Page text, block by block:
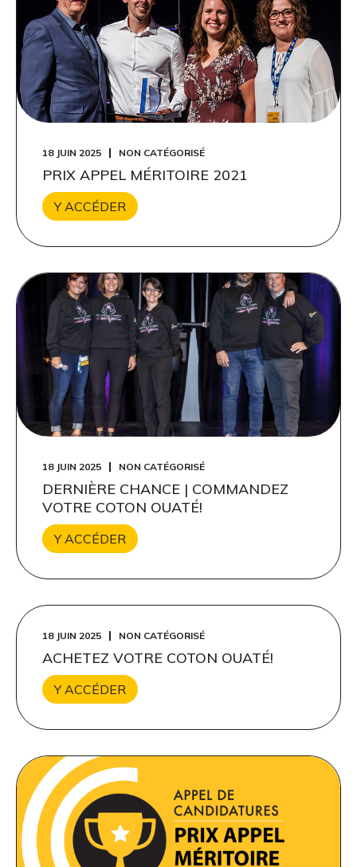
18 JUIN 2025 NON CATÉGORISÉ
PRIX APPEL MÉRITOIRE 2021
Y ACCÉDER
18 JUIN 2025 NON CATÉGORISÉ
DERNIÈRE CHANCE | COMMANDEZ
VOTRE COTON OUATÉ!
Y ACCÉDER
18 JUIN 2025 NON CATÉGORISÉ
ACHETEZ VOTRE COTON OUATÉ!
Y ACCÉDER